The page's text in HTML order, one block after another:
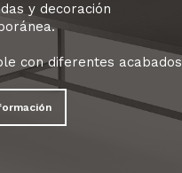
y decoración
con diferentes acabados